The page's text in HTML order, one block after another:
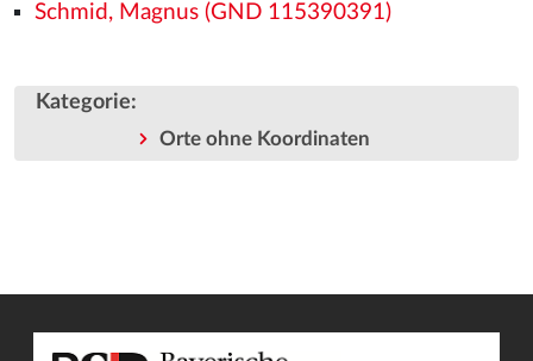
Schmid, Magnus (GND 115390391)
Kategorie:
Orte ohne Koordinaten